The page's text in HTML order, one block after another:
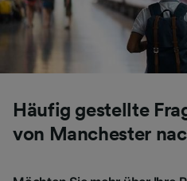
Häufig gestellte
von Manchester